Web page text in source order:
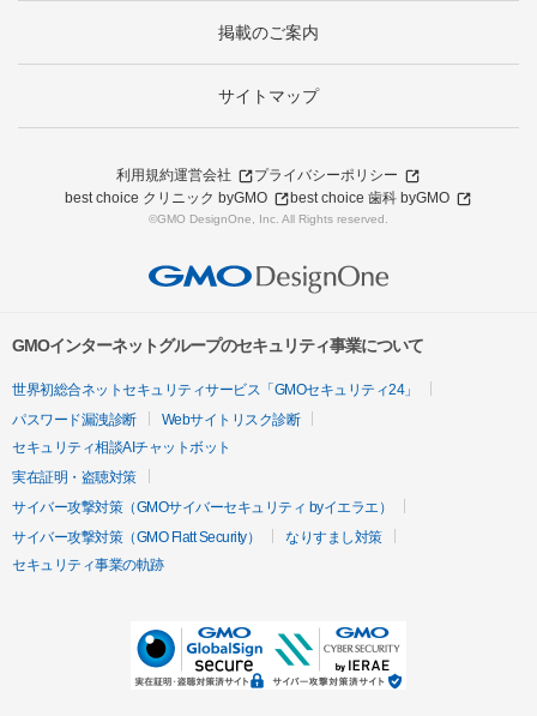
掲載のご案内
サイトマップ
利用規約運営会社
プライバシーポリシー
best choice クリニック byGMO
best choice 歯科 byGMO
©GMO DesignOne, Inc. All Rights reserved.
GMOインターネットグループのセキュリティ事業について
世界初総合ネットセキュリティサービス「GMOセキュリティ24」
パスワード漏洩診断
Webサイトリスク診断
セキュリティ相談AIチャットボット
実在証明・盗聴対策
サイバー攻撃対策（GMOサイバーセキュリティ byイエラエ）
サイバー攻撃対策（GMO Flatt Security）
なりすまし対策
セキュリティ事業の軌跡